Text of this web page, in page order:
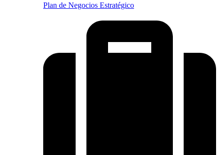
Plan de Negocios Estratégico